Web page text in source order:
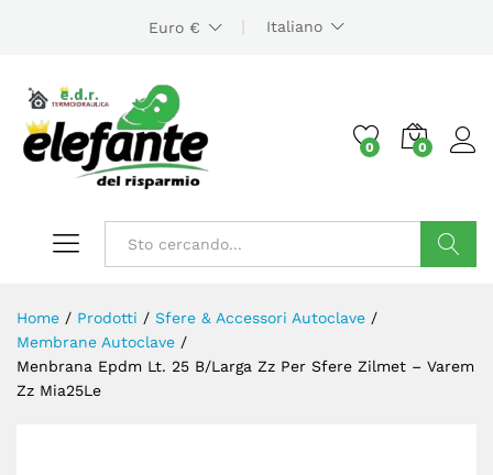
Euro € Italiano
0 0
Home / Prodotti / Sfere & Accessori Autoclave /
Membrane Autoclave /
Menbrana Epdm Lt. 25 B/Larga Zz Per Sfere Zilmet – Varem
Zz Mia25Le